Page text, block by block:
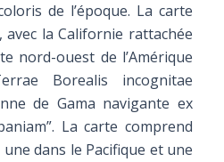
de l’époque. La carte
la Californie rattachée
nord-ouest de l’Amérique
Borealis incognitae
de Gama navigante ex
La carte comprend
dans le Pacifique et une